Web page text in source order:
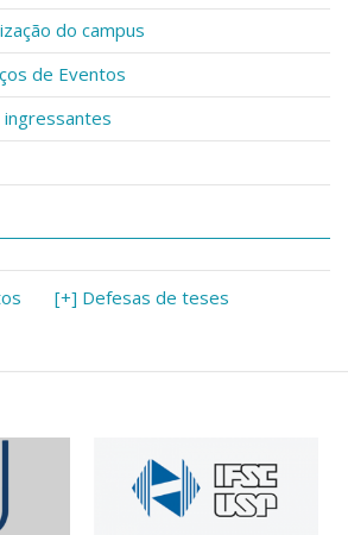
e Prevenção
e Financeiro
do campus
de Eventos
[+] Defesas de teses